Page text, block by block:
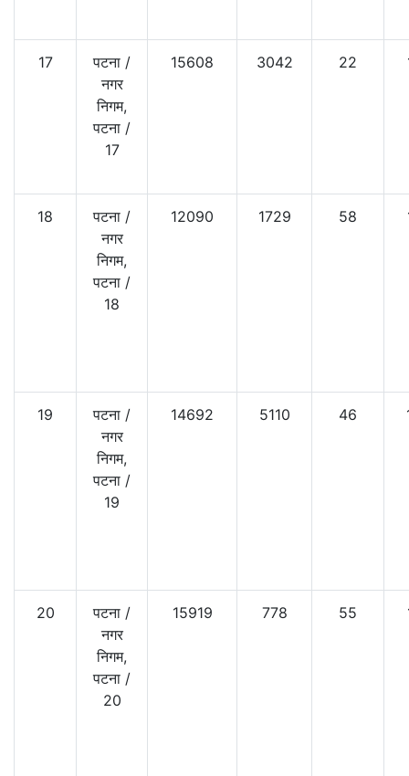
17 पटना /
नगर
निगम,
पटना /
17
15608 3042 22
18 पटना /
नगर
निगम,
पटना /
18
12090 1729 58
19 पटना /
नगर
निगम,
पटना /
19
14692 5110 46
20 पटना /
नगर
निगम,
पटना /
20
15919 778 55